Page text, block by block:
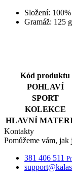
Složení:
Gramáž: 125
Kód produktu
POHLAVÍ
SPORT
KOLEKCE
HLAVNÍ
Kontakty
Pomůžeme vám, jak
381 406 511